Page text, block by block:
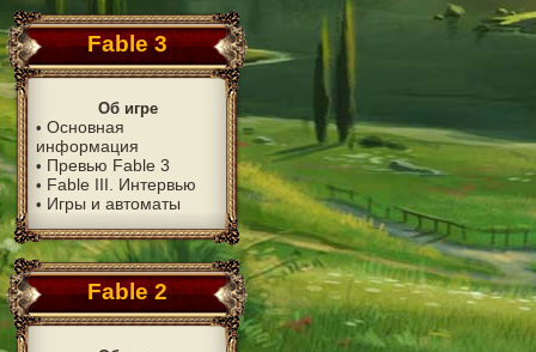
Fable 3
Об игре
• Основная
информация
• Превью Fable 3
• Fable III. Интервью
• Игры и автоматы
Fable 2